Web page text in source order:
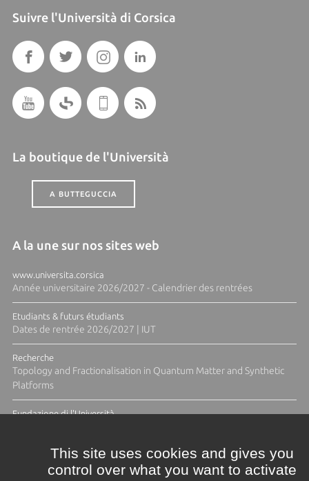
Suivre l'Università di Corsica
La boutique de l'Università
A BUTTEGUCCIA
A la une sur nos sites web
www.universita.corsica
Année universitaire 2026/2027 - Calendrier des rentrées
Etudiants & futurs étudiants
Dates de rentrée 2026/2027 | IUT
Recherche
Topology and Fractionalisation in Quantum Matter and Synthetic
Platforms
Fundazione di l'Università
This site uses cookies and gives you
control over what you want to activate